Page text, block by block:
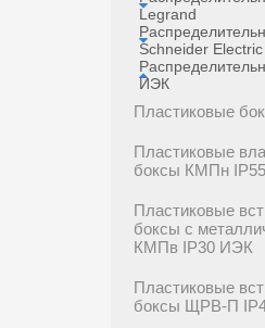
Legrand
Schneider Electric
ИЭК
Пластиковые
Пластиковые
боксы КМПн
Пластиковые
боксы с
КМПв IP30 ИЭК
Пластиковые
боксы ЩРВ-П